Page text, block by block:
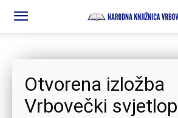
Otvorena izložba
Vrbovečki